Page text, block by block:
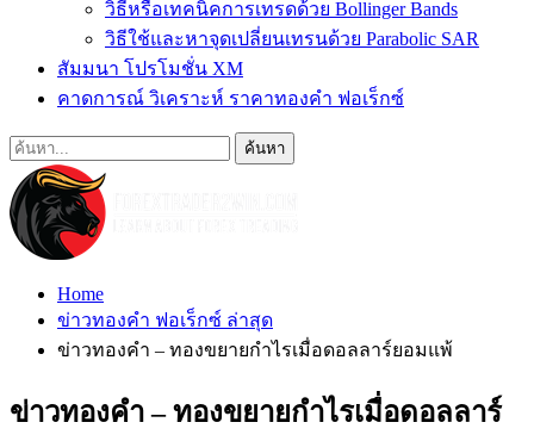
วิธีหรือเทคนิคการเทรดด้วย Bollinger Bands
วิธีใช้และหาจุดเปลี่ยนเทรนด้วย Parabolic SAR
สัมมนา โปรโมชั่น XM
คาดการณ์ วิเคราะห์ ราคาทองคำ ฟอเร็กซ์
Home
ข่าวทองคำ ฟอเร็กซ์ ล่าสุด
ข่าวทองคำ – ทองขยายกำไรเมื่อดอลลาร์ยอมแพ้
ข่าวทองคำ – ทองขยายกำไรเมื่อดอลลาร์